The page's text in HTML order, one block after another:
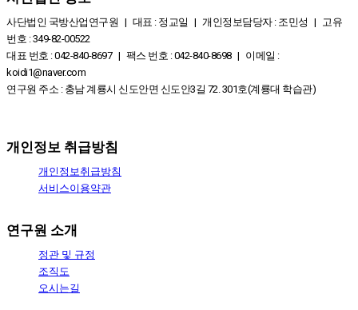
사단법인 국방산업연구원 | 대표 : 정교일 | 개인정보담당자 : 조민성 | 고유
번호 : 349-82-00522
대표 번호 : 042-840-8697 | 팩스 번호 : 042-840-8698 | 이메일 :
koidi1@naver.com
연구원 주소 : 충남 계룡시 신도안면 신도안3길 72. 301호(계룡대 학습관)
개인정보 취급방침
개인정보취급방침
서비스이용약관
연구원 소개
정관 및 규정
조직도
오시는길